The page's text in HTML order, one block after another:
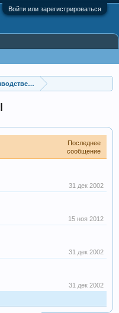
Войти или зарегистрироваться
и перерабатывающие
Последнее
сообщение
31 дек 2002
15 ноя 2012
31 дек 2002
31 дек 2002